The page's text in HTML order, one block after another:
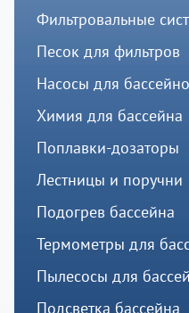
Фильтровальные
Песок для фильтров
Насосы для
Химия для бассейна
Поплавки-дозаторы
Лестницы и поручни
Подогрев бассейна
Термометры для
Пылесосы для
Подсветка бассейна